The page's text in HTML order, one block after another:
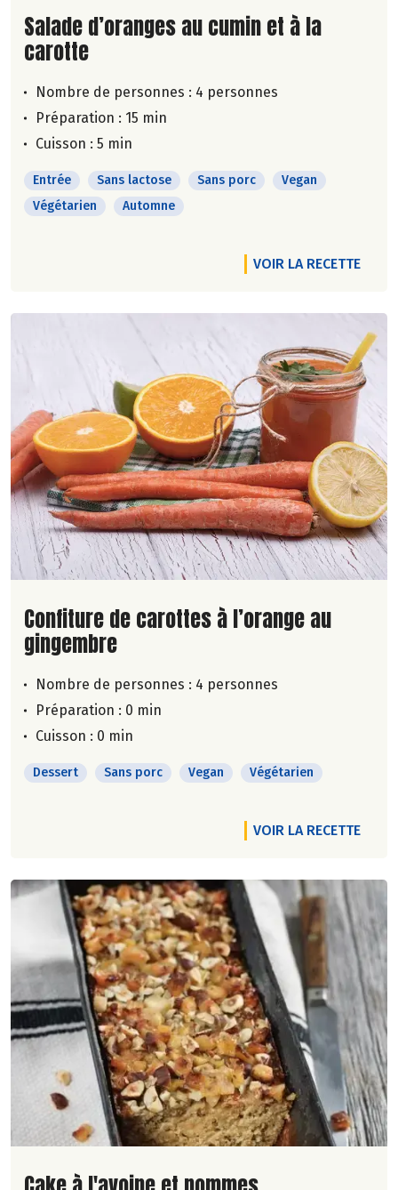
Lire la suite de la recette
Salade d’oranges au cumin et à la
carotte
Nombre de personnes : 4 personnes
Préparation : 15 min
Cuisson : 5 min
Entrée Sans lactose Sans porc
Vegan
Végétarien
Automne
VOIR LA RECETTE
Lire la suite de la recette
Confiture de carottes à l’orange au
gingembre
Nombre de personnes : 4 personnes
Préparation : 0 min
Cuisson : 0 min
Dessert Sans porc Vegan Végétarien
VOIR LA RECETTE